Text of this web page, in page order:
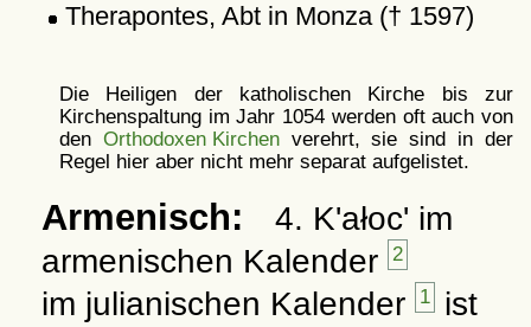
Therapontes, Abt in Monza († 1597)
Die Heiligen der katholischen Kirche bis zur
Kirchenspaltung im Jahr 1054 werden oft auch von
den Orthodoxen Kirchenverehrt, sie sind in der
Regel hier aber nicht mehr separat aufgelistet.
Armenisch: 4. K'ałoc' im
armenischen Kalender
2
im julianischen Kalender 1 ist